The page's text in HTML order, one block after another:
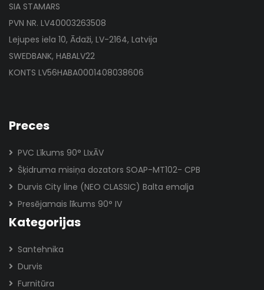
SIA STAMARS
PVN NR. LV40003263508
Lejupes iela 10, Ādaži, LV-2164, Latvija
SWEDBANK, HABALV22
KONTS LV56HABA0001408038606
Preces
PVC Līkums 90° LIxĀV
Šķidruma misiņa dozators SOAP-MT102- CPB
Durvis City line (NEO CLASSIC) Balta emalja
Presējamais līkums 90° IV
Kategorijas
Santehnika
Durvis
Furnitūra